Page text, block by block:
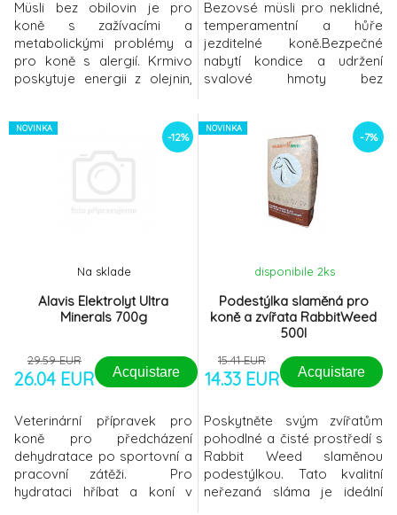
Müsli bez obilovin je pro
koně s zažívacími a
metabolickými problémy a
pro koně s alergií. Krmivo
poskytuje energii z olejnin,
vlákniny a rostlinných
olejů. Krmivo má nízký
Bezovsé müsli pro neklidné,
temperamentní a hůře
jezditelné koně.Bezpečné
nabytí kondice a udržení
svalové hmoty bez
oves.Dávkování dospělý kůň
1 – 3 kg/ks/den, pony 0,2 –
0,5 kg/ks/denBalení: 20
kg Složení a obsah: kukuřice
mačkaná, vojtěškové úsušky,
melasa řepná, rohovníkové
NOVINKA
-12%
Alavis Elektrolyt Ultra
Minerals 700g
Na sklade
29.59 EUR
26.04 EUR Acquistare
Veterinární přípravek pro
koně pro předcházení
dehydratace po sportovní a
pracovní zátěži. Pro
hydrataci hříbat a koní v
NOVINKA
-7%
Podestýlka slaměná pro
koně a zvířata RabbitWeed
500l
disponibile 2ks
15.41 EUR
14.33 EUR Acquistare
Poskytněte svým zvířatům
pohodlné a čisté prostředí s
Rabbit Weed slaměnou
podestýlkou. Tato kvalitní
neřezaná sláma je ideální